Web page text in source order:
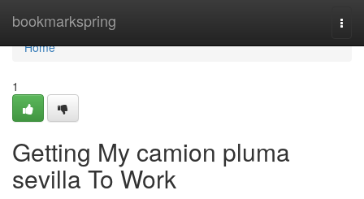
bookmarkspring
Home
Home
1
Getting My camion pluma
sevilla To Work